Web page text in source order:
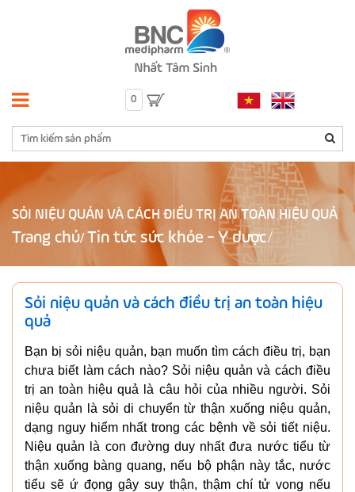
0
SỎI NIỆU QUẢN VÀ CÁCH ĐIỀU TRỊ AN TOÀN HIỆU QUẢ
Trang chủ/ Tin tức sức khỏe - Y dược
Sỏi niệu quản và cách điều trị an toàn hiệu
quả
Bạn bị sỏi niệu quản, bạn muốn tìm cách điều trị, bạn
chưa biết làm cách nào? Sỏi niệu quản và cách điều
trị an toàn hiệu quả là câu hỏi của nhiều người. Sỏi
niệu quản là sỏi di chuyển từ thận xuống niệu quản,
dạng nguy hiểm nhất trong các bệnh về sỏi tiết niệu.
Niệu quản là con đường duy nhất đưa nước tiểu từ
thận xuống bàng quang, nếu bộ phận này tắc, nước
tiểu sẽ ứ đọng gây suy thận, thậm chí tử vong nếu